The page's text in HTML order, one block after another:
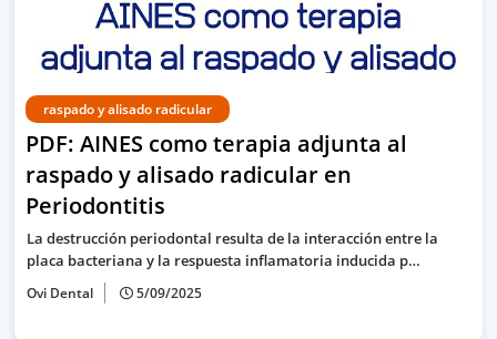
raspado y alisado radicular
PDF: AINES como terapia adjunta al
raspado y alisado radicular en
Periodontitis
La destrucción periodontal resulta de la interacción entre la
placa bacteriana y la respuesta inflamatoria inducida p…
Ovi Dental 5/09/2025